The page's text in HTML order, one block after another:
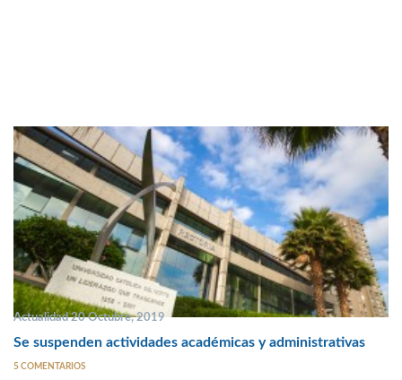
Actualidad 20 Octubre, 2019
Se suspenden actividades académicas y administrativas
5 COMENTARIOS